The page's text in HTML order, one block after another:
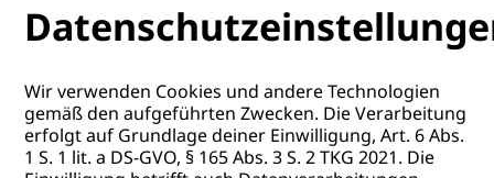
Wir verwenden Cookies und andere Technologien
gemäß den aufgeführten Zwecken. Die Verarbeitung
erfolgt auf Grundlage deiner Einwilligung, Art. 6 Abs.
1 S. 1 lit. a DS-GVO, § 165 Abs. 3 S. 2 TKG 2021. Die